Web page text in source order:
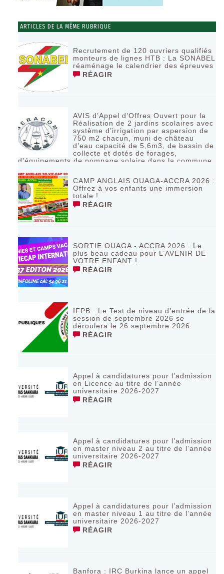
ARTICLES DE LA MÊME RUBRIQUE
Recrutement de 120 ouvriers qualifiés
monteurs de lignes HTB : La SONABEL
réaménage le calendrier des épreuves
RÉAGIR
AVIS d’Appel d’Offres Ouvert pour la
Réalisation de 2 jardins scolaires avec
système d’irrigation par aspersion de
750 m2 chacun, muni de château
d’eau capacité de 5,6m3, de bassin de
collecte et dotés de forages,
d’équipements de pompage solaire dans la commune
RÉAGIR
CAMP ANGLAIS OUAGA-ACCRA 2026 :
Offrez à vos enfants une immersion
totale !
RÉAGIR
SORTIE OUAGA - ACCRA 2026 : Le
plus beau cadeau pour L’AVENIR DE
VOTRE ENFANT !
RÉAGIR
IFPB : Le Test de niveau d’entrée de la
session de septembre 2026 se
déroulera le 26 septembre 2026
RÉAGIR
Appel à candidatures pour l’admission
en Licence au titre de l’année
universitaire 2026-2027
RÉAGIR
Appel à candidatures pour l’admission
en master niveau 2 au titre de l’année
universitaire 2026-2027
RÉAGIR
Appel à candidatures pour l’admission
en master niveau 1 au titre de l’année
universitaire 2026-2027
RÉAGIR
Banfora : IRC Burkina lance un appel